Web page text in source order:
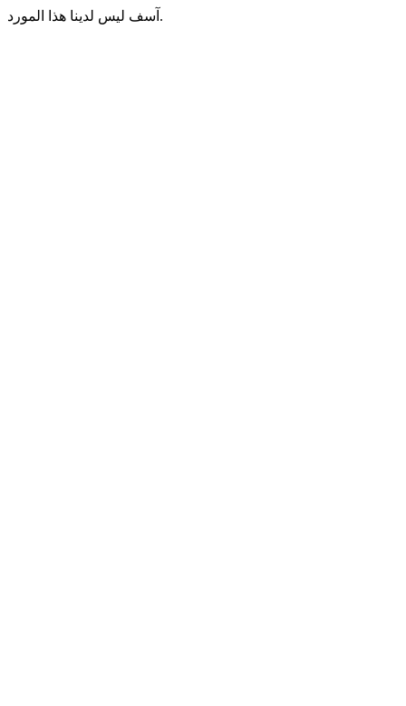
آسف ليس لدينا هذا المورد.